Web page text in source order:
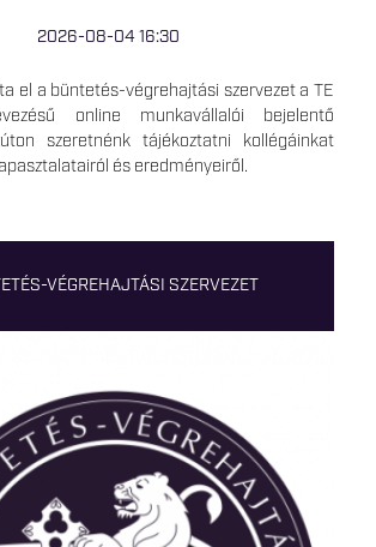
2026-08-04 16:30
el a büntetés-végrehajtási szervezet a TE
online munkavállalói bejelentő
szeretnénk tájékoztatni kollégáinkat
és eredményeiről.
VÉGREHAJTÁSI SZERVEZET